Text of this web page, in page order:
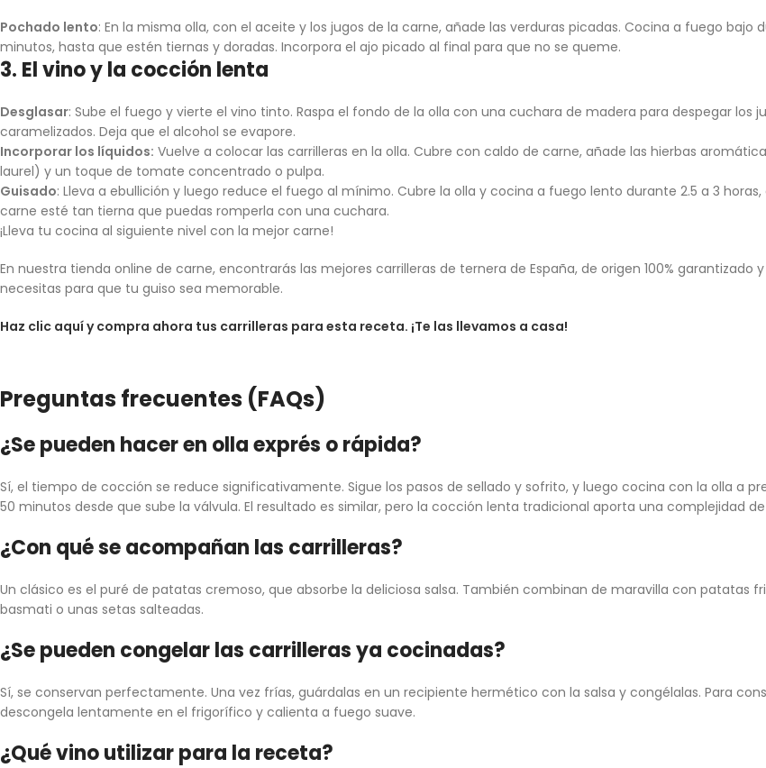
Pochado lento: En la misma olla, con el aceite y los jugos de la carne, añade las verduras picadas. Cocina a fuego bajo
minutos, hasta que estén tiernas y doradas. Incorpora el ajo picado al final para que no se queme.
3. El vino y la cocción lenta
Desglasar: Sube el fuego y vierte el vino tinto. Raspa el fondo de la olla con una cuchara de madera para despegar los
caramelizados. Deja que el alcohol se evapore.
Incorporar los líquidos: Vuelve a colocar las carrilleras en la olla. Cubre con caldo de carne, añade las hierbas
laurel) y un toque de tomate concentrado o pulpa.
Guisado: Lleva a ebullición y luego reduce el fuego al mínimo. Cubre la olla y cocina a fuego lento durante 2.5 a 3
carne esté tan tierna que puedas romperla con una cuchara.
¡Lleva tu cocina al siguiente nivel con la mejor carne!
En nuestra tienda online de carne, encontrarás las mejores carrilleras de ternera de España, de origen 100% garantizado
necesitas para que tu guiso sea memorable.
Haz clic aquí y compra ahora tus carrilleras para esta receta. ¡Te las llevamos a casa!
Preguntas frecuentes (FAQs)
¿Se pueden hacer en olla exprés o rápida?
Sí, el tiempo de cocción se reduce significativamente. Sigue los pasos de sellado y sofrito, y luego cocina con la olla a
50 minutos desde que sube la válvula. El resultado es similar, pero la cocción lenta tradicional aporta una complejidad
¿Con qué se acompañan las carrilleras?
Un clásico es el puré de patatas cremoso, que absorbe la deliciosa salsa. También combinan de maravilla con patatas
basmati o unas setas salteadas.
¿Se pueden congelar las carrilleras ya cocinadas?
Sí, se conservan perfectamente. Una vez frías, guárdalas en un recipiente hermético con la salsa y congélalas. Para
descongela lentamente en el frigorífico y calienta a fuego suave.
¿Qué vino utilizar para la receta?